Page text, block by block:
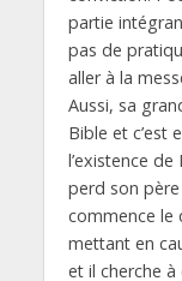
partie
pas de
aller à la
Aussi, sa
Bible et c’est
l’existence de
perd son père
commence le
mettant en
et il cherche